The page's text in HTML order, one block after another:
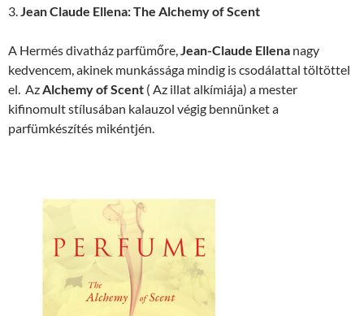
3.Jean Claude Ellena: The Alchemy of Scent
A Hermés divatház parfümőre,Jean-Claude Ellena nagy
kedvencem, akinek munkássága mindig is csodálattal töltöttel
el. AzAlchemy of Scent ( Az illat alkímiája) a mester
kifinomult stílusában kalauzol végig bennünket a
parfümkészítés mikéntjén.